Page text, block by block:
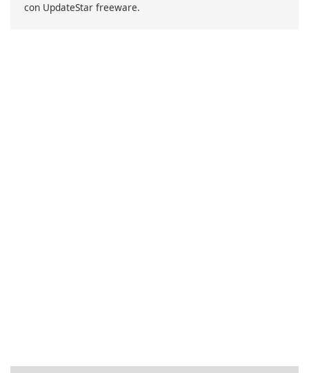
con UpdateStar freeware.